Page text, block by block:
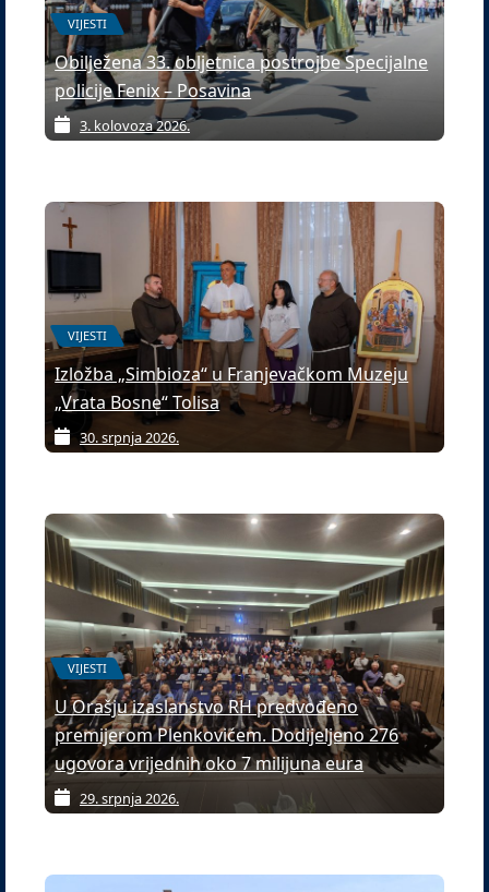
VIJESTI
Obilježena 33. obljetnica postrojbe Specijalne
policije Fenix – Posavina
3. kolovoza 2026.
VIJESTI
Izložba „Simbioza“ u Franjevačkom Muzeju
„Vrata Bosne“ Tolisa
30. srpnja 2026.
VIJESTI
U Orašju izaslanstvo RH predvođeno
premijerom Plenkovićem. Dodijeljeno 276
ugovora vrijednih oko 7 milijuna eura
29. srpnja 2026.